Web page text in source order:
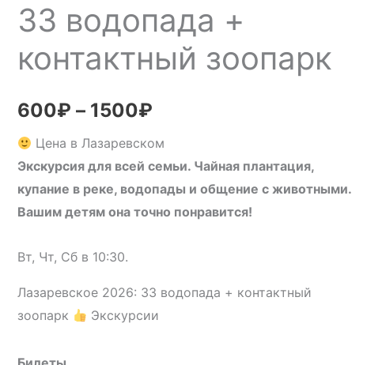
33 водопада +
контактный зоопарк
600₽ – 1500₽
Цена в Лазаревском
Экскурсия для всей семьи. Чайная плантация,
купание в реке, водопады и общение с животными.
Вашим детям она точно понравится!
Вт, Чт, Сб в 10:30.
Лазаревское 2026: 33 водопада + контактный
зоопарк
Экскурсии